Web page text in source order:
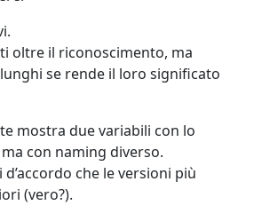
oltre il riconoscimento, ma
se rende il loro significato
mostra due variabili con lo
con naming diverso.
che le versioni più
(vero?).